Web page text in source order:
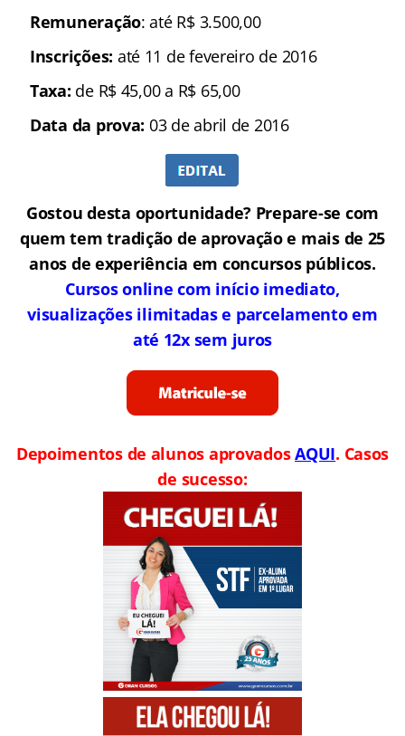
Remuneração: até R$ 3.500,00
Inscrições: até 11 de fevereiro de 2016
Taxa: de R$ 45,00 a R$ 65,00
Data da prova: 03 de abril de 2016
Gostou desta oportunidade? Prepare-se com
quem tem tradição de aprovação e mais de 25
anos de experiência em concursos públicos.
Cursos online com início imediato,
visualizações ilimitadas e parcelamento em
até 12x sem juros
Depoimentos de alunos aprovadosAQUI. Casos
de sucesso: